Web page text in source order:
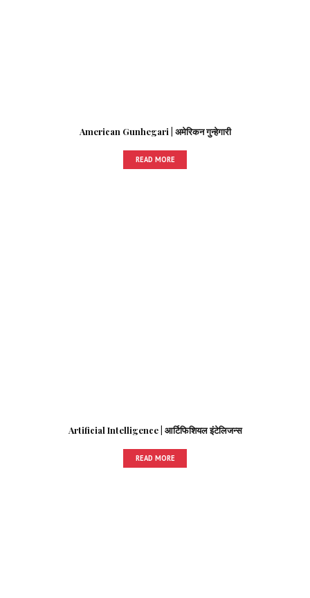
American Gunhegari | अमेरिकन गुन्हेगारी
READ MORE
Artificial Intelligence | आर्टिफिशियल इंटेलिजन्स
READ MORE